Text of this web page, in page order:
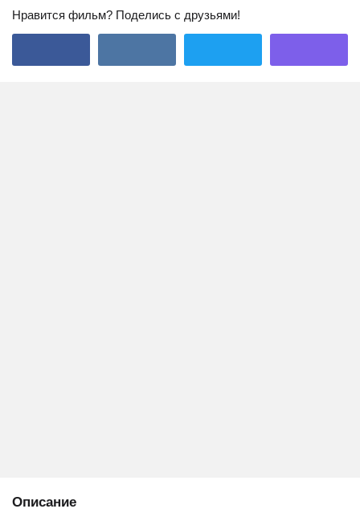
Нравится фильм? Поделись с друзьями!
Описание